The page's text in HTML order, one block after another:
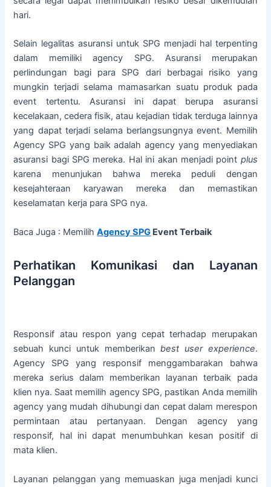
hari.
Selain legalitas asuransi untuk SPG menjadi hal terpenting
dalam memiliki agency SPG. Asuransi merupakan
perlindungan bagi para SPG dari berbagai risiko yang
mungkin terjadi selama mamasarkan suatu produk pada
event tertentu. Asuransi ini dapat berupa asuransi
kecelakaan, cedera fisik, atau kejadian tidak terduga lainnya
yang dapat terjadi selama berlangsungnya event. Memilih
Agency SPG yang baik adalah agency yang menyediakan
asuransi bagi SPG mereka. Hal ini akan menjadi point plus
karena menunjukan bahwa mereka peduli dengan
kesejahteraan karyawan mereka dan memastikan
keselamatan kerja para SPG nya.
Baca Juga : MemilihAgency SPG Event Terbaik
Perhatikan Komunikasi dan Layanan
Pelanggan
Responsif atau respon yang cepat terhadap merupakan
sebuah kunci untuk memberikanbest user experience.
Agency SPG yang responsif menggambarakan bahwa
mereka serius dalam memberikan layanan terbaik pada
klien nya. Saat memilih agency SPG, pastikan Anda memilih
agency yang mudah dihubungi dan cepat dalam merespon
permintaan atau pertanyaan. Dengan agency yang
responsif, hal ini dapat menumbuhkan kesan positif di
mata klien.
Layanan pelanggan yang memuaskan juga menjadi kunci